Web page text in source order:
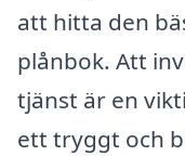
att hitta den
plånbok. Att
tjänst är en
ett tryggt och